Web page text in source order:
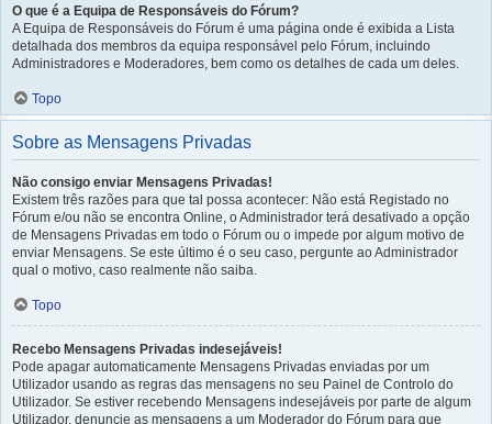
O que é a Equipa de Responsáveis do Fórum?
A Equipa de Responsáveis do Fórum é uma página onde é exibida a Lista
detalhada dos membros da equipa responsável pelo Fórum, incluindo
Administradores e Moderadores, bem como os detalhes de cada um deles.
Topo
Sobre as Mensagens Privadas
Não consigo enviar Mensagens Privadas!
Existem três razões para que tal possa acontecer: Não está Registado no
Fórum e/ou não se encontra Online, o Administrador terá desativado a opção
de Mensagens Privadas em todo o Fórum ou o impede por algum motivo de
enviar Mensagens. Se este último é o seu caso, pergunte ao Administrador
qual o motivo, caso realmente não saiba.
Topo
Recebo Mensagens Privadas indesejáveis!
Pode apagar automaticamente Mensagens Privadas enviadas por um
Utilizador usando as regras das mensagens no seu Painel de Controlo do
Utilizador. Se estiver recebendo Mensagens indesejáveis por parte de algum
Utilizador, denuncie as mensagens a um Moderador do Fórum para que